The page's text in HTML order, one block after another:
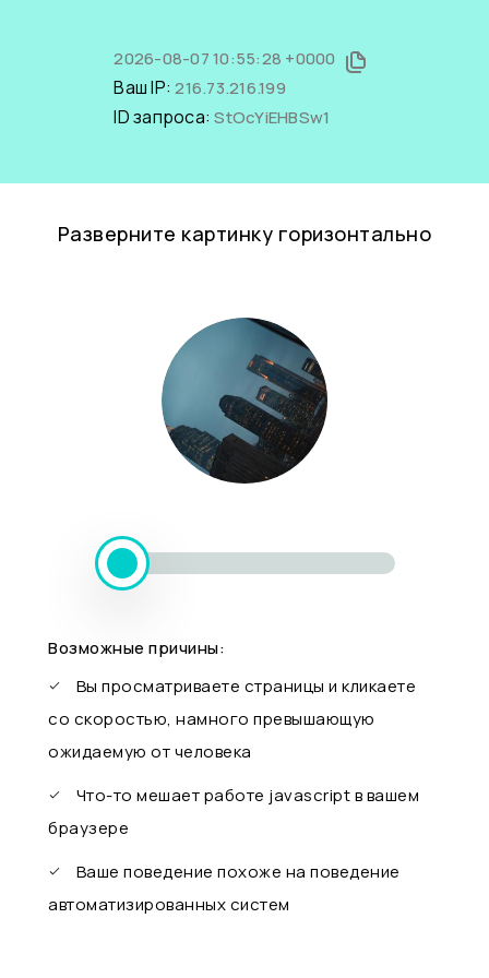
2026-08-07 10:55:28 +0000
Ваш IP:216.73.216.199
ID запроса:StOcYiEHBSw1
Разверните картинку горизонтально
Возможные причины:
Вы просматриваете страницы и кликаете
со скоростью, намного превышающую
ожидаемую от человека
Что-то мешает работе javascript в вашем
браузере
Ваше поведение похоже на поведение
автоматизированных систем